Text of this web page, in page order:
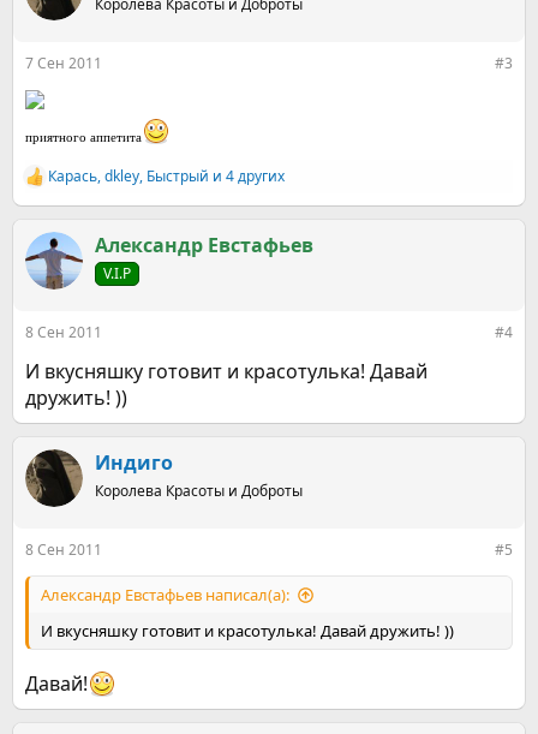
и
Королева Красоты и Доброты
7 Сен 2011 #3
приятного аппетита
Р
е
к
ц
и
Карась,dkley, Быстрый и 4 других
Александр Евстафьев
V.I.P
8 Сен 2011 #4
И вкусняшку готовит и красотулька! Давай
дружить! ))
Индиго
Королева Красоты и Доброты
8 Сен 2011 #5
Александр Евстафьев написал(а):
И вкусняшку готовит и красотулька! Давай дружить! ))
Давай!